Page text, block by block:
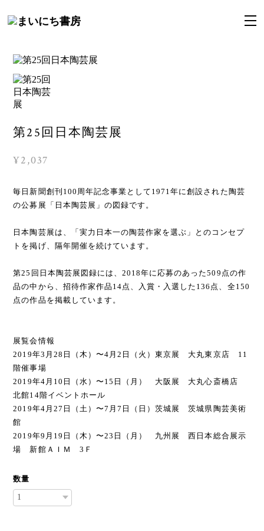
第25回日本陶芸展
¥2,037
毎日新聞創刊100周年記念事業として1971年に創設された陶芸
の公募展「日本陶芸展」の図録です。
日本陶芸展は、「実力日本一の陶芸作家を選ぶ」とのコンセプ
トを掲げ、隔年開催を続けています。
第25回日本陶芸展図録には、2018年に応募のあった509点の作
品の中から、招待作家作品14点、入賞・入選した136点、全150
点の作品を掲載しています。
展覧会情報
2019年3月28日（木）〜4月2日（火）東京展 大丸東京店 11
階催事場
2019年4月10日（水）〜15日（月） 大阪展 大丸心斎橋店
北館14階イベントホール
2019年4月27日（土）〜7月7日（日）茨城展 茨城県陶芸美術
館
2019年9月19日（木）〜23日（月） 九州展 西日本総合展示
場 新館ＡＩＭ 3Ｆ
数量